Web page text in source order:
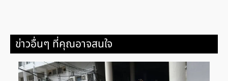
ข่าวอื่นๆ ที่คุณอาจสนใจ